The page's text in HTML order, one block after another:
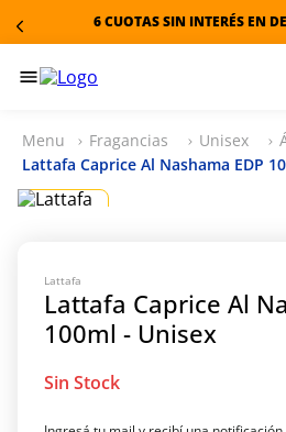
6 CUOTAS SIN INTERÉS EN
Fragancias Unisex
Lattafa Caprice Al Nashama EDP
Lattafa
Lattafa Caprice Al
100ml - Unisex